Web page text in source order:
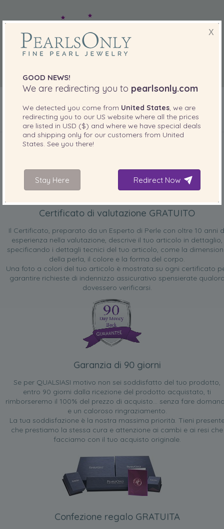
INCLUSO CON IL PRODOTTO
Certificato di valutazione GRATUITO
Il Certificato, preparato da un Esperto di Perle con oltre 10 anni
esperienza nella valutazione, descrive il tuo articolo in dettaglio,
specificando i dettagli tecnici del tuo articolo, come la
della perla, il colore e la forma del corpo.
Una foto a colori del tuo articolo è mostrata su ogni certificato
garantire richieste di indennizzo assicurativo spensierate
dovessero verificarsi.
Garanzia di 90 giorni
Se per QUALSIASI motivo non sei soddisfatto del tuo prodotto,
entro 90 giorni dalla ricezione del prodotto acquistato, ti
rimborseremo il 100% del prezzo di acquisto... senza fare
e un caloroso ringraziamento.
La tua soddisfazione è la nostra massima priorità. Tieni
che prestiamo la stessa cura e attenzione ai cambi e ai resi che
facciamo con il tuo acquisto originale.
Confezione regalo GRATUITA
X
GOOD NEWS!
We are redirecting you to pearlsonly.com
We detected you come from United States , we are
redirecting you to our US website where all the prices
are listed in USD ($) and where we have special deals
and shipping only for our customers from United
States . See you there!
Stay Here Redirect Now